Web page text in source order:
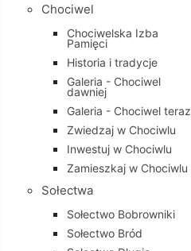
Chociwel
Chociwelska Izba
Pamięci
Historia i tradycje
Galeria - Chociwel
dawniej
Galeria - Chociwel teraz
Zwiedzaj w Chociwlu
Inwestuj w Chociwlu
Zamieszkaj w Chociwlu
Sołectwa
Sołectwo Bobrowniki
Sołectwo Bród